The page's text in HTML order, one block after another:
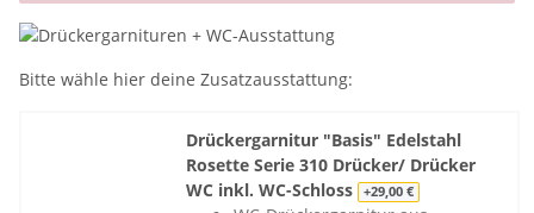
Bitte wähle hier deine Zusatzausstattung:
Drückergarnitur "Basis" Edelstahl
Rosette Serie 310 Drücker/ Drücker
WC inkl. WC-Schloss
+29,00 €